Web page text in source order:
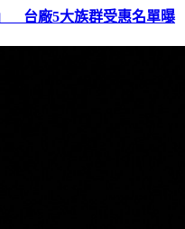
台廠5大族群受惠名單曝